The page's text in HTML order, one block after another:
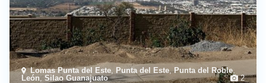
2
Lomas Punta del Este Punta del Este,Punta del Roble,
León , Silao Guanajuato